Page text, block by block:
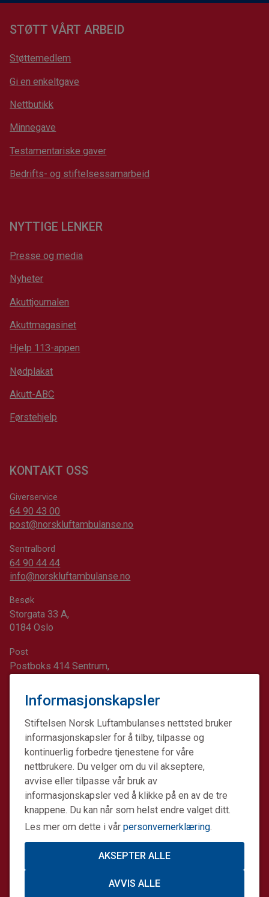
Informasjonskapsler
Stiftelsen Norsk Luftambulanses nettsted bruker
informasjonskapsler for å tilby, tilpasse og
kontinuerlig forbedre tjenestene for våre
nettbrukere. Du velger om du vil akseptere,
avvise eller tilpasse vår bruk av
informasjonskapsler ved å klikke på en av de tre
knappene. Du kan når som helst endre valget ditt.
Les mer om dette i vår personvernerklæring.
AKSEPTER ALLE
AVVIS ALLE
STØTT VÅRT ARBEID
Støttemedlem
Gi en enkeltgave
Nettbutikk
Minnegave
Testamentariske gaver
Bedrifts- og stiftelsessamarbeid
NYTTIGE LENKER
Presse og media
Nyheter
Akuttjournalen
Akuttmagasinet
Hjelp 113-appen
Nødplakat
Akutt-ABC
Førstehjelp
KONTAKT OSS
Giverservice
64 90 43 00
post@norskluftambulanse.no
Sentralbord
64 90 44 44
info@norskluftambulanse.no
Besøk
Storgata 33 A,
0184 Oslo
Post
Postboks 414 Sentrum,
0103 Oslo
Kontonummer for minnegaver og andre gaver:
1617.20.74689